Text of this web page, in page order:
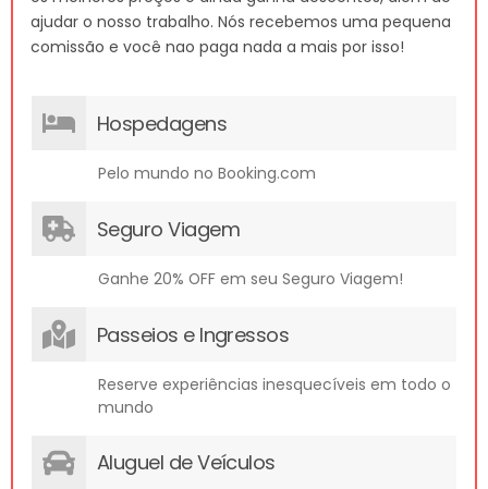
ajudar o nosso trabalho. Nós recebemos uma pequena
comissão e você nao paga nada a mais por isso!
Hospedagens
Pelo mundo no Booking.com
Seguro Viagem
Ganhe 20% OFF em seu Seguro Viagem!
Passeios e Ingressos
Reserve experiências inesquecíveis em todo o
mundo
Aluguel de Veículos